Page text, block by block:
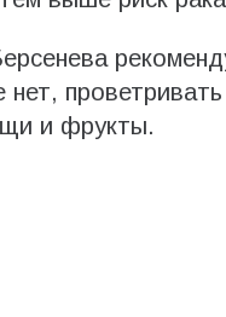
нет,
и фрукты.